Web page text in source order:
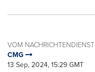
VOM NACHRICHTENDIENST
CMG
13 Sep, 2024, 15:29 GMT